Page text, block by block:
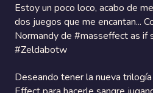
Estoy un poco loco, acabo de
dos juegos que me encantan...
Normandy de #masseffect as if
#Zeldabotw
Deseando tener la nueva